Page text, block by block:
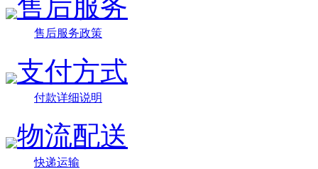
售后服务
售后服务政策
支付方式
付款详细说明
物流配送
快递运输